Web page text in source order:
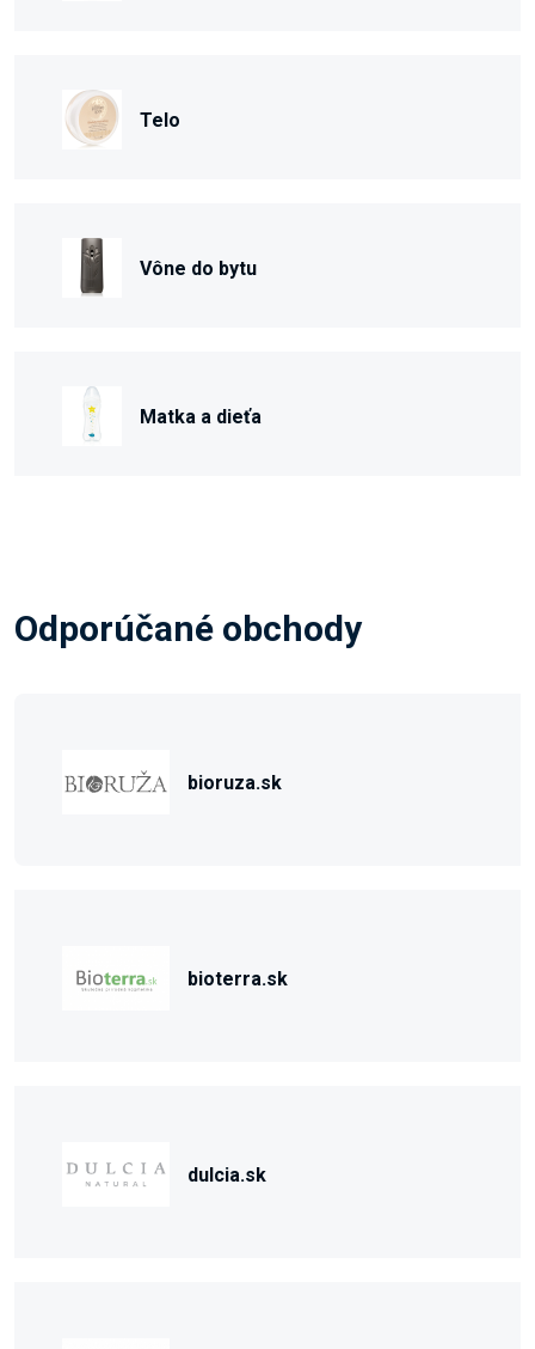
Telo
Vône do bytu
Matka a dieťa
Odporúčané obchody
bioruza.sk
bioterra.sk
dulcia.sk